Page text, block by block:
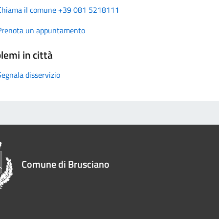
il comune +39 081 5218111
un appuntamento
in città
disservizio
Comune di Brusciano